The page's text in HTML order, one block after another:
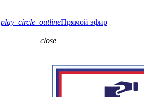
play_circle_outlineПрямой эфир
close